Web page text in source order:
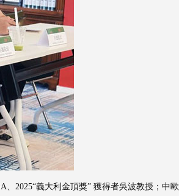
2025“義大利金頂獎” 獲得者吳波教授；中歐